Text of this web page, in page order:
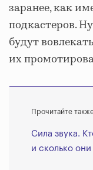
заранее, как
подкастеров.
будут
их
Прочитайте
Сила звука.
и сколько